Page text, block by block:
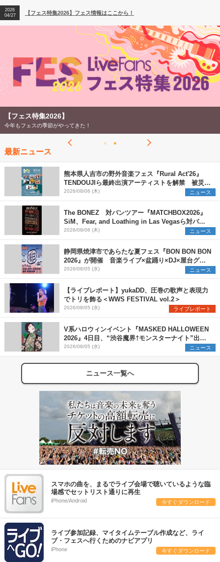
2026
07/28
【ライブ動員ランキング】2026年上半期編発表！
【フェス特集2026】
今年もフェスの季節がやってきた！
最新ニュース
熊本県人吉市の野外音楽フェス『Rural Act'26』
TENDOUJIら最終出演アーティストを解禁 被災地
支援プロジェクトの始動も発表
2026/08/06 (木) ニュース
The BONEZ 対バンツアー『MATCHBOX2026』
SiM、Fear, and Loathing in Las Vegasら対バン
アーティストを一斉解禁
2026/08/06 (木) ニュース
静岡県焼津市であらたな夏フェス『BON BON BON
2026』が開催 音楽ライブ×盆踊り×DJ×屋台グル
メ×ランタンナイトで彩る2日間
2026/08/05 (水) ニュース
【ライブレポート】yukaDD、圧巻の歌声と表現力
でトリを飾る＜WWS FESTIVAL vol.2＞
2026/08/05 (水) ライブレポート
V系ハロウィンイベント『MASKED HALLOWEEN
2026』4日目、“渋谷魔界†モンスターナイト”出演6
組を発表
2026/08/05 (水) ニュース
ニュース一覧へ
スマホの曲を、まるでライブ会場で聴いているような臨
場感でセットリスト通りに再生
iPhone/Android 今すぐダウンロード
ライブ参加記録、マイタイムテーブル作成など、ライ
ブ・フェスへ行くためのナビアプリ
iPhone 今すぐダウンロード